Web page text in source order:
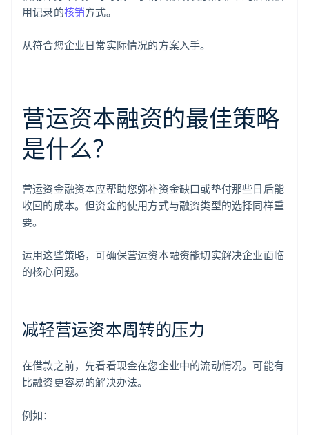
用记录的核销方式。
从符合您企业日常实际情况的方案入手。
营运资本融资的最佳策略
是什么？
营运资金融资本应帮助您弥补资金缺口或垫付那些日后能
收回的成本。但资金的使用方式与融资类型的选择同样重
要。
运用这些策略，可确保营运资本融资能切实解决企业面临
的核心问题。
减轻营运资本周转的压力
在借款之前，先看看现金在您企业中的流动情况。可能有
比融资更容易的解决办法。
例如：